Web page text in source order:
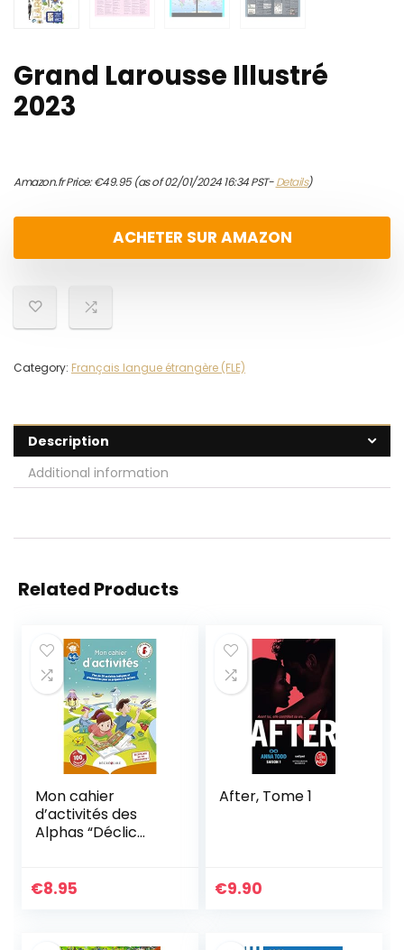
Grand Larousse Illustré
2023
Amazon.fr Price:€49.95(as of 02/01/2024 16:34 PST-Details)
ACHETER SUR AMAZON
Category: Français langue étrangère (FLE)
Description
Additional information
Related Products
Mon cahier
d’activités des
Alphas “Déclic
€8.95
After, Tome 1
€9.90